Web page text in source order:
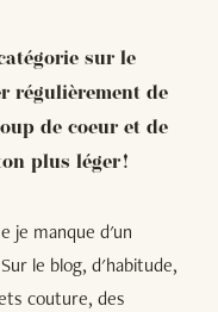
sur le
régulièrement de
de coeur et de
plus léger !
je manque d'un
le blog, d'habitude,
couture, des